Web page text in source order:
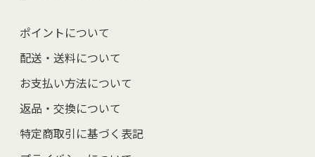
ポイントについて
配送・送料について
お支払い方法について
返品・交換について
特定商取引に基づく表記